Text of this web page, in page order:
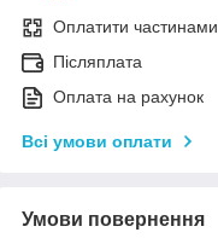
Оплатити частинами
Післяплата
Оплата на рахунок
Всі умови оплати
Умови повернення